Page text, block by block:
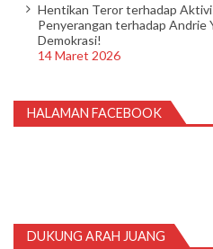
Hentikan Teror terhadap
Penyerangan terhadap Andrie
Demokrasi!
14 Maret 2026
HALAMAN FACEBOOK
DUKUNG ARAH JUANG